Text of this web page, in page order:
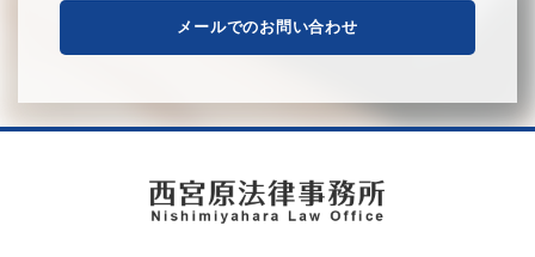
メールでのお問い合わせ